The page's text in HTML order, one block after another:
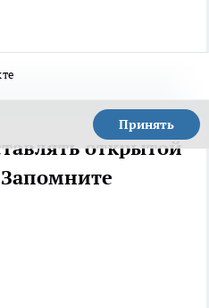
Принять
открытой